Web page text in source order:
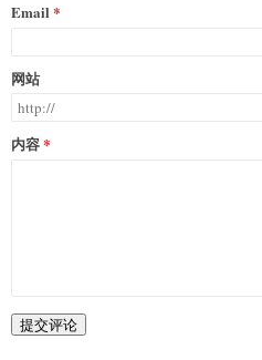
Email
网站
内容
提交评论